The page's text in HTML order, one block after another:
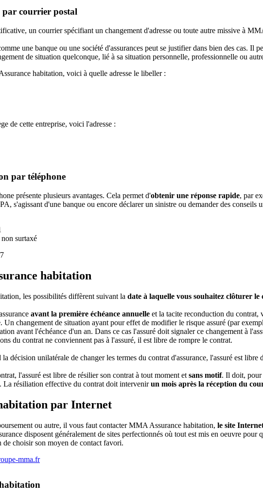
courrier postal
un courrier spécifiant un changement d'adresse ou toute autre missive à
une banque ou une société d'assurances peut se justifier dans bien des cas. Il
de situation quelconque, lié à sa situation personnelle, professionnelle ou
habitation, voici à quelle adresse le libeller :
de cette entreprise, voici l'adresse :
par téléphone
présente plusieurs avantages. Cela permet d'obtenir une réponse rapide, par
s'agissant d'une banque ou encore déclarer un sinistre ou demander des conseils
surtaxé
habitation
les possibilités diffèrent suivant la date à laquelle vous souhaitez clôturer le
avant la première échéance annuelle et la tacite reconduction du contrat,
Un changement de situation ayant pour effet de modifier le risque assuré (par
avant l'échéance d'un an. Dans ce cas l'assuré doit signaler ce changement à
du contrat ne conviennent pas à l'assuré, il est libre de rompre le contrat.
décision unilatérale de changer les termes du contrat d'assurance, l'assuré est libre
l'assuré est libre de résilier son contrat à tout moment et sans motif. Il doit, pour
La résiliation effective du contrat doit intervenirun mois après la réception du
par Internet
ou autre, il vous faut contacter MMA Assurance habitation, le site
disposent généralement de sites perfectionnés où tout est mis en oeuvre
de choisir son moyen de contact favori.
mma.fr